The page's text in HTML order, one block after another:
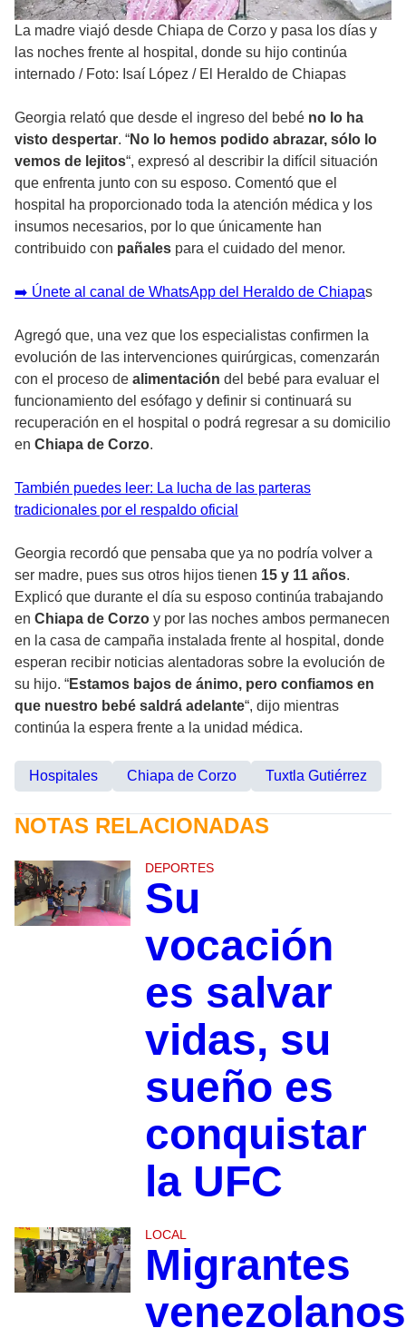
La madre viajó desde Chiapa de Corzo y pasa los días y
las noches frente al hospital, donde su hijo continúa
internado / Foto: Isaí López / El Heraldo de Chiapas
Georgia relató que desde el ingreso del bebé no lo ha
visto despertar. “No lo hemos podido abrazar, sólo lo
vemos de lejitos“, expresó al describir la difícil situación
que enfrenta junto con su esposo. Comentó que el
hospital ha proporcionado toda la atención médica y los
insumos necesarios, por lo que únicamente han
contribuido con pañales para el cuidado del menor.
➡️ Únete al canal de WhatsApp del Heraldo de Chiapas
Agregó que, una vez que los especialistas confirmen la
evolución de las intervenciones quirúrgicas, comenzarán
con el proceso de alimentación del bebé para evaluar el
funcionamiento del esófago y definir si continuará su
recuperación en el hospital o podrá regresar a su domicilio
en Chiapa de Corzo.
También puedes leer: La lucha de las parteras
tradicionales por el respaldo oficial
Georgia recordó que pensaba que ya no podría volver a
ser madre, pues sus otros hijos tienen 15 y 11 años.
Explicó que durante el día su esposo continúa trabajando
en Chiapa de Corzo y por las noches ambos permanecen
en la casa de campaña instalada frente al hospital, donde
esperan recibir noticias alentadoras sobre la evolución de
su hijo. “Estamos bajos de ánimo, pero confiamos en
que nuestro bebé saldrá adelante“, dijo mientras
continúa la espera frente a la unidad médica.
Hospitales Chiapa de Corzo Tuxtla Gutiérrez
NOTAS RELACIONADAS
DEPORTES
Su
vocación
es salvar
vidas, su
sueño es
conquistar
la UFC
LOCAL
Migrantes
venezolanos